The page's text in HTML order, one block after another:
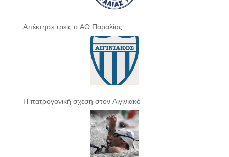
Απέκτησε τρεις ο ΑΟ Παραλίας
Η πατρογονική σχέση στον Αιγινιακό